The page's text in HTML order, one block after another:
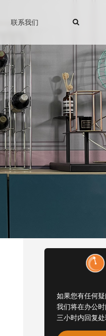
联系我们
如果您有任何疑
我们将在办公
三小时内回复处